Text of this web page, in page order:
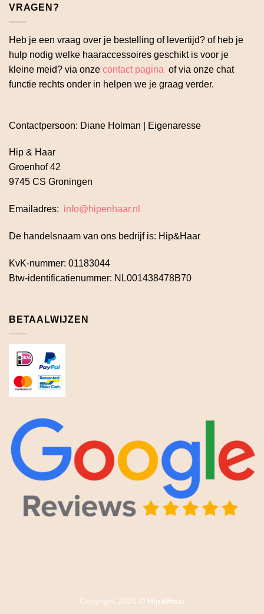
VRAGEN?
Heb je een vraag over je bestelling of levertijd? of heb je
hulp nodig welke haaraccessoires geschikt is voor je
kleine meid? via onze contact pagina of via onze chat
functie rechts onder in helpen we je graag verder.
Contactpersoon: Diane Holman | Eigenaresse
Hip & Haar
Groenhof 42
9745 CS Groningen
Emailadres: info@hipenhaar.nl
De handelsnaam van ons bedrijf is: Hip&Haar
KvK-nummer: 01183044
Btw-identificatienummer: NL001438478B70
BETAALWIJZEN
Copyright 2026 © Hip&Haar